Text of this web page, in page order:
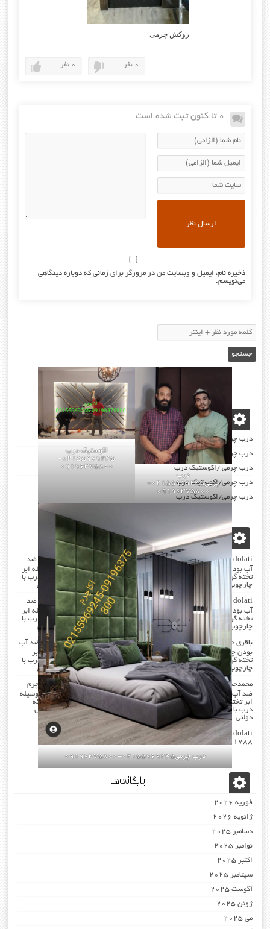
روکش چرمی
0 نفر 0 نفر
0 تا کنون ثبت شده است
ذخیره نام، ایمیل و وبسایت من در مرورگر برای زمانی که دوباره دیدگاهی
می‌نویسم.
درب
چرمی02155969245-
09196375800
اکوستیک درب
02155969245-
09196375800
درب چرمی02155969245-09196375800
نوشته‌های تازه
درب چرمی/اکوستیک درب
درب چرمی/اکوستیک درب
درب چرمی /اکوستیک درب
درب چرمی/اکوستیک درب
درب چرمی/اکوستیک درب
آخرین دیدگاه‌ها
dolatiدر صدا گیر…درب اکوستیک…چرم کردن درب با مرغوب ترین چرم ضد
آب بودن چرم …در هنگام چرم کردن همه ی درز های درب و چارچوب بوسیله ابر
تخته گرفته میشود که جلوی صدا را میگیرد . کار در محل انجام میشود که درب با
چارچوب فیکس میشود۰۹۱۹۶۳۷۵۸۰۰-۰۹۳۰۷۸۰۱۷۸۸مهندس دولتی
dolati
صدا گیر…درب اکوستیک…چرم کردن درب با مرغوب ترین چرم ضد
آب بودن چرم …در هنگام چرم کردن همه ی درز های درب و چارچوب بوسیله ابر
تخته گرفته میشود که جلوی صدا را میگیرد . کار در محل انجام میشود که درب با
چارچوب فیکس میشود۰۹۱۹۶۳۷۵۸۰۰-۰۹۳۰۷۸۰۱۷۸۸مهندس دولتی
باقری در
صدا گیر…درب اکوستیک…چرم کردن درب با مرغوب ترین چرم ضد آب
بودن چرم …در هنگام چرم کردن همه ی درز های درب و چارچوب بوسیله ابر
تخته گرفته میشود که جلوی صدا را میگیرد . کار در محل انجام میشود که درب با
چارچوب فیکس میشود۰۹۱۹۶۳۷۵۸۰۰-۰۹۳۰۷۸۰۱۷۸۸مهندس دولتی
محمدحسندر صدا گیر…درب اکوستیک…چرم کردن درب با مرغوب ترین چرم
ضد آب بودن چرم …در هنگام چرم کردن همه ی درز های درب و چارچوب بوسیله
ابر تخته گرفته میشود که جلوی صدا را میگیرد . کار در محل انجام میشود که
درب با چارچوب فیکس میشود۰۹۱۹۶۳۷۵۸۰۰-۰۹۳۰۷۸۰۱۷۸۸مهندس
دولتی
dolati در
اکوستیک -درب عایق-صوتی ضد-صدا ۰۹۱۹۶۳۷۵۸۰۰
۰۹۳۰۷۸۰۱۷۸۸
بایگانی‌ها
فوریه 2026
ژانویه 2026
دسامبر 2025
نوامبر 2025
اکتبر 2025
سپتامبر 2025
آگوست 2025
ژوئن 2025
می 2025